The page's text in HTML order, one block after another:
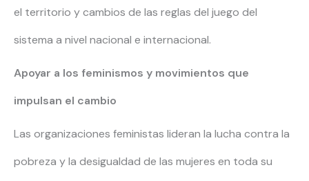
el territorio y cambios de las reglas del juego del
sistema a nivel nacional e internacional.
Apoyar a los feminismos y movimientos que
impulsan el cambio
Las organizaciones feministas lideran la lucha contra la
pobreza y la desigualdad de las mujeres en toda su